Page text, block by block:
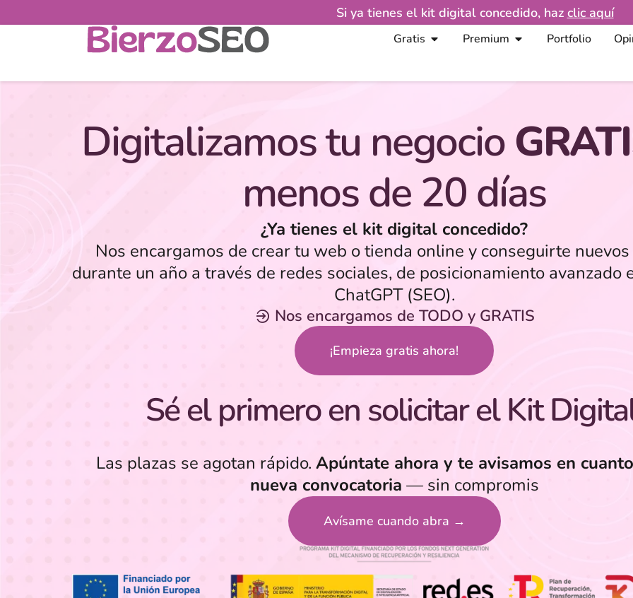
Si ya tienes el kit digital concedido, haz clic aquí
Gratis Premium Portfolio
Digitalizamos tu negocio
menos de 20 días
¿Ya tienes el kit digital concedido?
Nos encargamos de crear tu web o tienda online y conseguirte
durante un año a través de redes sociales, de posicionamiento avanzado
ChatGPT (SEO).
Nos encargamos de TODO y GRATIS
¡Empieza gratis ahora!
Sé el primero en solicitar el Kit
Las plazas se agotan rápido. Apúntate ahora y te avisamos en
nueva convocatoria — sin compromis
Avísame cuando abra →